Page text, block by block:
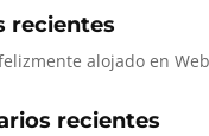
recientes
alojado en
recientes